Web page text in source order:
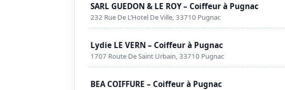
SARL GUEDON & LE ROY – Coiffeur à Pugnac
232 Rue De L’Hotel De Ville, 33710 Pugnac
Lydie LE VERN – Coiffeur à Pugnac
1707 Route De Saint Urbain, 33710 Pugnac
BEA COIFFURE – Coiffeur à Pugnac